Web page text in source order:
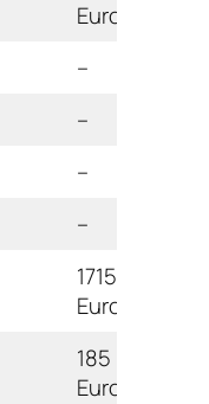
Euro
–
–
–
–
1715
Euro
185
Euro